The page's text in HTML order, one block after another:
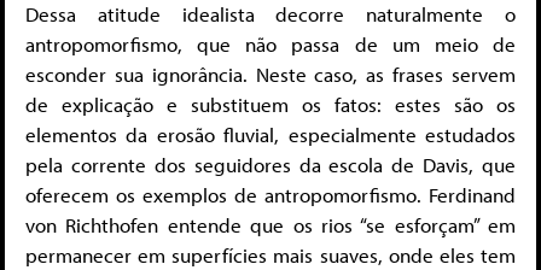
Dessa atitude idealista decorre naturalmente o
antropomorfismo, que não passa de um meio de
esconder sua ignorância. Neste caso, as frases servem
de explicação e substituem os fatos: estes são os
elementos da erosão fluvial, especialmente estudados
pela corrente dos seguidores da escola de Davis, que
oferecem os exemplos de antropomorfismo. Ferdinand
von Richthofen entende que os rios “se esforçam” em
permanecer em superfícies mais suaves, onde eles tem